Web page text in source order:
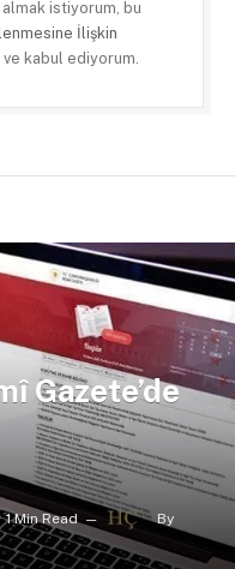
istiyorum, bu
İlişkin
kabul ediyorum.
Gazete’de
1 Min Read By